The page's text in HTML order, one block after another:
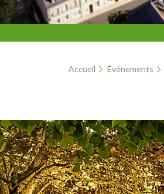
Accueil Événements